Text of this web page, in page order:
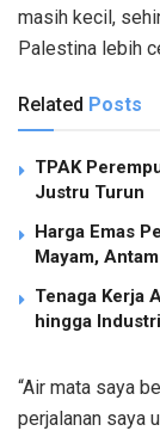
masih kecil,
Palestina lebih
Related Posts
TPAK
Justru Turun
Harga Emas
Mayam,
Tenaga Kerja
hingga
“Air mata saya
perjalanan saya